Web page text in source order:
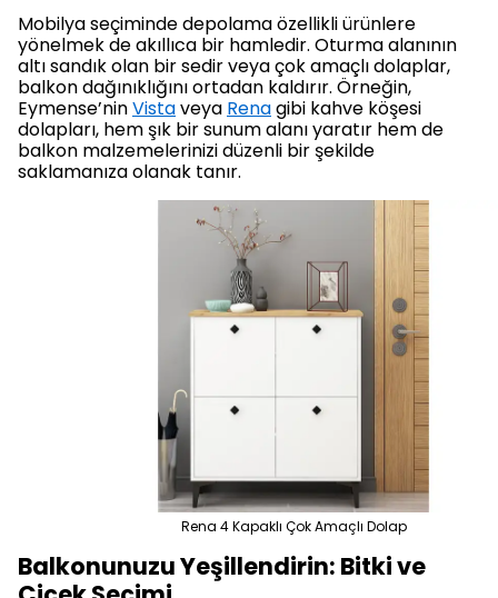
Mobilya seçiminde depolama özellikli ürünlere
yönelmek de akıllıca bir hamledir. Oturma alanının
altı sandık olan bir sedir veya çok amaçlı dolaplar,
balkon dağınıklığını ortadan kaldırır. Örneğin,
Eymense’ninVistaveya Renagibi kahve köşesi
dolapları, hem şık bir sunum alanı yaratır hem de
balkon malzemelerinizi düzenli bir şekilde
saklamanıza olanak tanır.
Rena 4 Kapaklı Çok Amaçlı Dolap
Balkonunuzu Yeşillendirin: Bitki ve